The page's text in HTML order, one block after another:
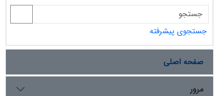
جستجوی پیشرفته
صفحه اصلی
مرور